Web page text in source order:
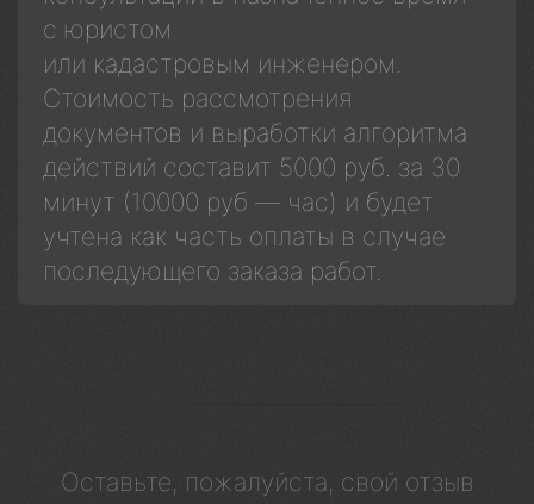
с юристом
или кадастровым инженером.
Стоимость рассмотрения
документов и выработки алгоритма
действий составит 5000 руб. за 30
минут (10000 руб — час) и будет
учтена как часть оплаты в случае
последующего заказа работ.
Оставьте, пожалуйста, свой отзыв